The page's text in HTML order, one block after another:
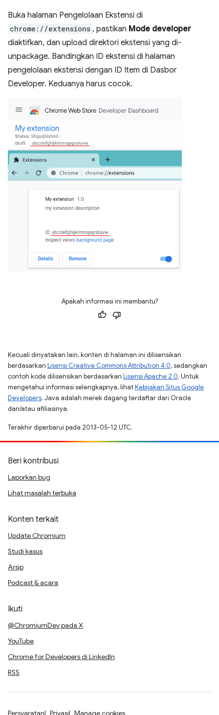
Buka halaman Pengelolaan Ekstensi di
chrome://extensions , pastikan Mode developer
diaktifkan, dan upload direktori ekstensi yang di-
unpackage. Bandingkan ID ekstensi di halaman
pengelolaan ekstensi dengan ID Item di Dasbor
Developer. Keduanya harus cocok.
Apakah informasi ini membantu?
Kecuali dinyatakan lain, konten di halaman ini dilisensikan
berdasarkan Lisensi Creative Commons Attribution 4.0, sedangkan
contoh kode dilisensikan berdasarkan Lisensi Apache 2.0. Untuk
mengetahui informasi selengkapnya, lihatKebijakan Situs Google
Developers. Java adalah merek dagang terdaftar dari Oracle
dan/atau afiliasinya.
Terakhir diperbarui pada 2013-05-12 UTC.
Beri kontribusi
Laporkan bug
Lihat masalah terbuka
Konten terkait
Update Chromium
Studi kasus
Arsip
Podcast & acara
Ikuti
@ChromiumDev pada X
YouTube
Chrome for Developers di LinkedIn
RSS